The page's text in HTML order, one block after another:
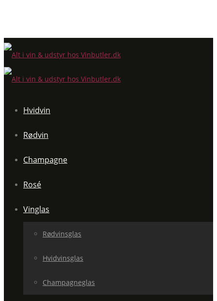
Hvidvin
Rødvin
Champagne
Rosé
Vinglas
Rødvinsglas
Hvidvinsglas
Champagneglas